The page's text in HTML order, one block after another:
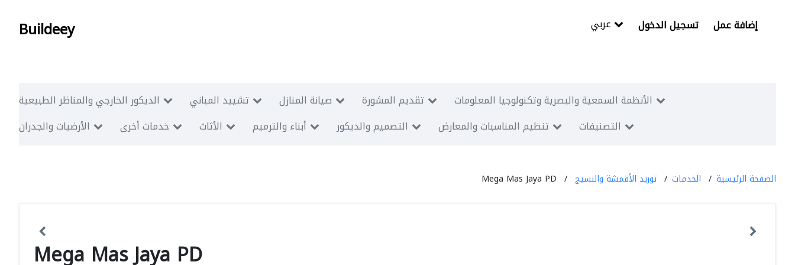
Buildeey تسجيل الدخول إضافة عمل
الديكور الخارجي والمناظر الطبيعية تشييد المباني صيانة المنازل تقديم المشورة
الأنظمة السمعية والبصرية وتكنولوجيا المعلومات
الأرضيات والجدران
خدمات أخرى الأثاث أبناء والترميم التصميم والديكور تنظيم المناسبات والمعارض التصنيفات
الصفحة الرئيسية الخدمات توريد الأقمشة والنسيج Mega Mas Jaya PD
Mega Mas Jaya PD